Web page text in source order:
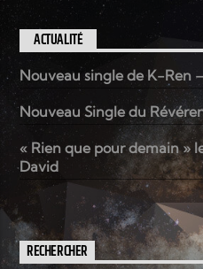
ACTUALITÉ
Nouveau single de K-Ren
Nouveau Single du
« Rien que pour demain »
David
RECHERCHER